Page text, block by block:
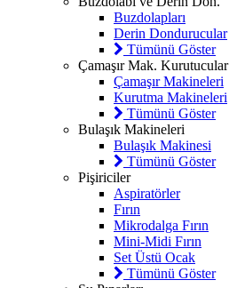
Buzdolapları
Derin Dondurucular
Tümünü Göster
Çamaşır Mak. Kurutucular
Çamaşır Makineleri
Kurutma Makineleri
Tümünü Göster
Bulaşık Makineleri
Bulaşık Makinesi
Tümünü Göster
Pişiriciler
Aspiratörler
Fırın
Mikrodalga Fırın
Mini-Midi Fırın
Set Üstü Ocak
Tümünü Göster